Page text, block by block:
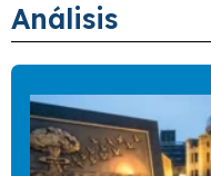
Análisis